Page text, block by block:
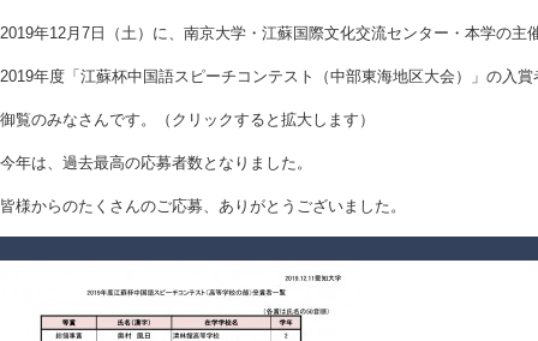
2019年12月7日（土）に、南京大学・江蘇国際文化交流センター・本学の主
2019年度「江蘇杯中国語スピーチコンテスト（中部東海地区大会）」の入賞
御覧のみなさんです。（クリックすると拡大します）
今年は、過去最高の応募者数となりました。
皆様からのたくさんのご応募、ありがとうございました。